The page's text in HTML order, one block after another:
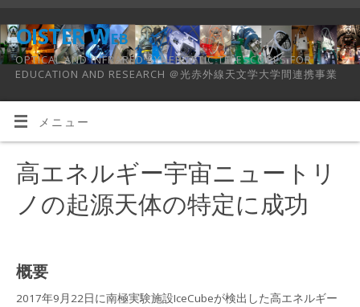
OISTER Web
OPTICAL AND INFRARED SYNERGETIC TELESCOPES FOR
EDUCATION AND RESEARCH ＠光赤外線天文学大学間連携事業
メニュー
高エネルギー宇宙ニュートリ
ノの起源天体の特定に成功
概要
2017年9月22日に南極実験施設IceCubeが検出した高エネルギー